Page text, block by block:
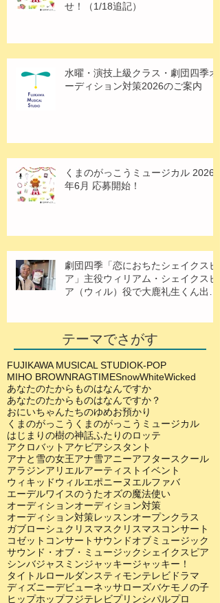
せ！（1/18追記）
水曜・演技上級クラス・劇団四季オ
ーディション対策2026のご案内
くまのがっこうミュージカル 2026
年6月 応募開始！
劇団四季「恋におちたシェイクスピ
ア」主役ウィリアム・シェイクスピ
ア（ウィル）役で大鹿礼生くん出
テーマでさがす
FUJIKAWA MUSICAL STUDIOK-POP
MIHO BROWNRAGTIMESnowWhiteWicked
あなたのたからものはなんですか
あなたのたからものはなんですか？
おにいちゃんたちのゆめお預かり
くまのがっこう くまのがっこうミュージカル
はじまりの樹の神話ふたりのロッテ
アクロバット アケビアシスタント
アナと雪の女王アナ雪アニーアフタースクール
アラジンアリエルアーティスト イベント
ウィキッドウィルエポニーヌ エルファバ
エーデルワイスのうたオズの魔法使い
オーディションオーディション対策
オーディション対策レッスンオープンクラス
ガブローシュクリスマスクリスマスコンサート
コゼット コンサートサウンドオブミュージック
サウンド・オブ・ミュージックシェイクスピア
シンバジャスミンジャッキージャッキー！
タイトルロールダンスティモンテレビドラマ
ディズニーデビューネッサローズバケモノの子
ヒップホップフジテレビプリンシパルプロ